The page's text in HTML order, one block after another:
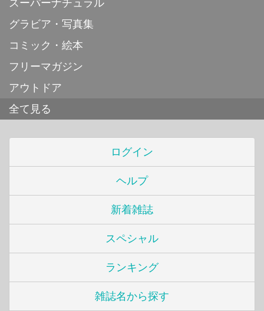
スーパーナチュラル
グラビア・写真集
コミック・絵本
フリーマガジン
アウトドア
全て見る
ログイン
ヘルプ
新着雑誌
スペシャル
ランキング
雑誌名から探す